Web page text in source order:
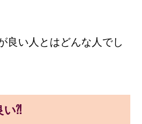
良い人とはどんな人でし
い⁈